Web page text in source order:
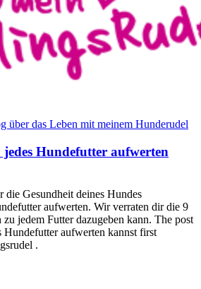
über das Leben mit meinem Hunderudel
Hundefutter aufwerten
die Gesundheit deines Hundes
aufwerten. Wir verraten dir die 9
jedem Futter dazugeben kann. The post
Hundefutter aufwerten kannst first
.